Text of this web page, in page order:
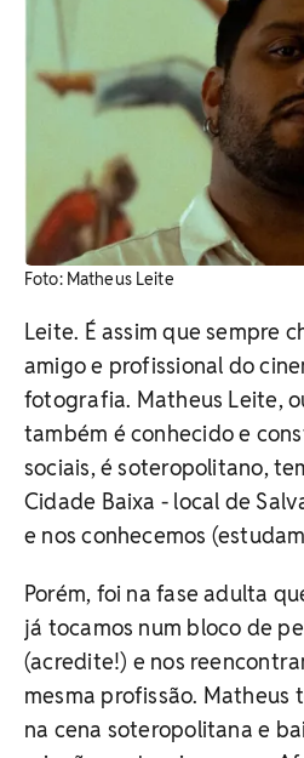
Foto: Matheus Leite
Leite. É assim que sempre
amigo e profissional do
fotografia. Matheus Leite,
também é conhecido e
sociais, é soteropolitano,
Cidade Baixa - local de
e nos conhecemos
Porém, foi na fase adulta
já tocamos num bloco de
(acredite!) e nos
mesma profissão. Matheus
na cena soteropolitana e